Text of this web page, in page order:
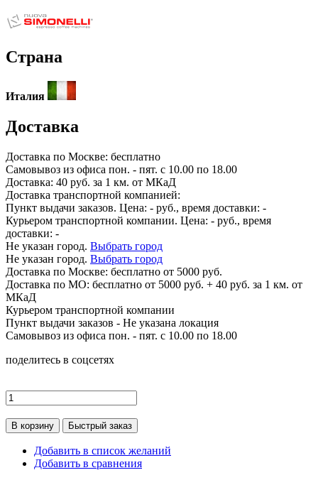
Страна
Италия
Доставка
Доставка по Москве: бесплатно
Самовывоз из офиса пон. - пят. с 10.00 по 18.00
Доставка: 40 руб. за 1 км. от МКаД
Доставка транспортной компанией:
Пункт выдачи заказов. Цена: - руб., время доставки: -
Курьером транспортной компании. Цена: - руб., время
доставки: -
Не указан город. Выбрать город
Не указан город. Выбрать город
Доставка по Москве: бесплатно от 5000 руб.
Доставка по МО: бесплатно от 5000 руб. + 40 руб. за 1 км. от
МКаД
Курьером транспортной компании
Пункт выдачи заказов - Не указана локация
Самовывоз из офиса пон. - пят. с 10.00 по 18.00
поделитесь в соцсетях
В корзину Быстрый заказ
Добавить в список желаний
Добавить в сравнения